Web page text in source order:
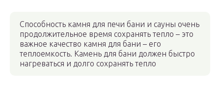
Способность камня для печи бани и сауны очень
продолжительное время сохранять тепло – это
важное качество камня для бани – его
теплоемкость. Камень для бани должен быстро
нагреваться и долго сохранять тепло